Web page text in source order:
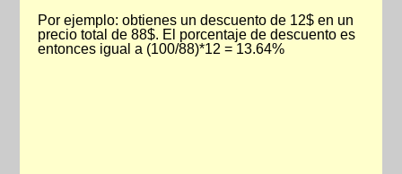
Por ejemplo: obtienes un descuento de 12$ en un
precio total de 88$. El porcentaje de descuento es
entonces igual a (100/88)*12 = 13.64%